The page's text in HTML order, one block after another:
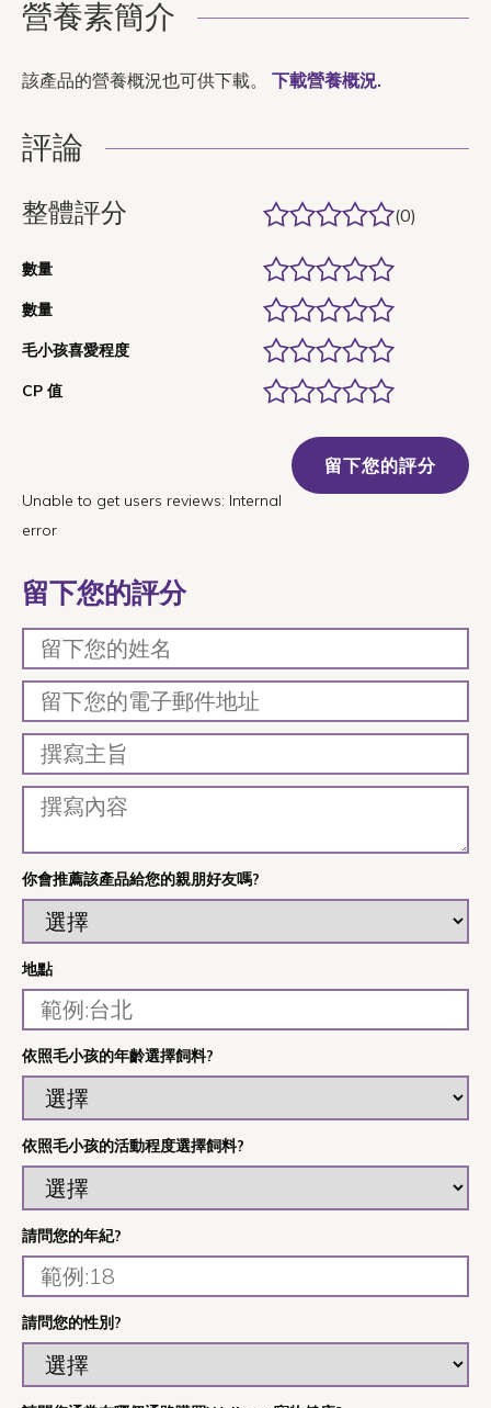
營養素簡介
該產品的營養概況也可供下載。 下載營養概況.
評論
整體評分 (0)
數量
數量
毛小孩喜愛程度
CP 值
留下您的評分
Unable to get users reviews: Internal
error
留下您的評分
你會推薦該產品給您的親朋好友嗎?
地點
依照毛小孩的年齡選擇飼料?
依照毛小孩的活動程度選擇飼料?
請問您的年紀?
請問您的性別?